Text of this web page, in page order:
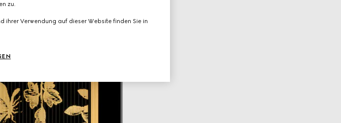
zu.
ihrer Verwendung auf dieser Website finden Sie in